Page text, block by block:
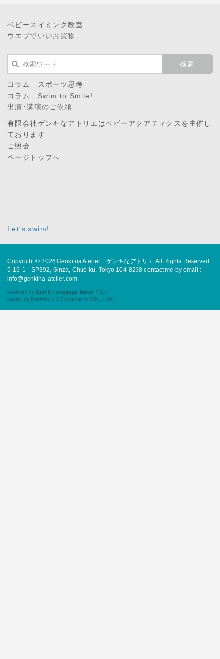
ベビースイミング教室
ウエブでいいお買物
コラム スポーツ思考
コラム Swim to Smile!
出演･講演のご依頼
有限会社ゲンキなアトリエはベビーアクアティクス を主催し
ております
ご照会
ページトップへ
Let's swim!
Copyright © 2026Genki na Atelier ゲンキなアトリエ All Rights Reserved.
5-15-1 SP392, Ginza, Chuo-ku, Tokyo 104-8238 contact me by email :
info@genkina-atelier.com
powered byQuick Homepage Maker 7.6.4
based on PukiWiki 1.4.7 License is GPL. HAIK